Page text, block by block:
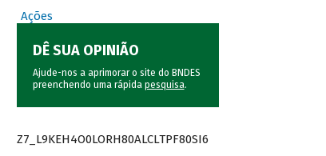
Ações
DÊ SUA OPINIÃO
Ajude-nos a aprimorar o site do BNDES
preenchendo uma rápida pesquisa.
Z7_L9KEH4O0LORH80ALCLTPF80SI6